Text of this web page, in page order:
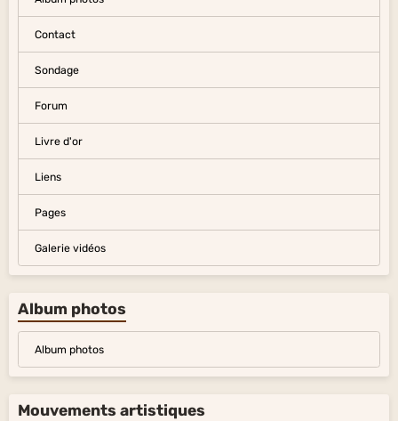
Contact
Sondage
Forum
Livre d'or
Liens
Pages
Galerie vidéos
Album photos
Album photos
Mouvements artistiques